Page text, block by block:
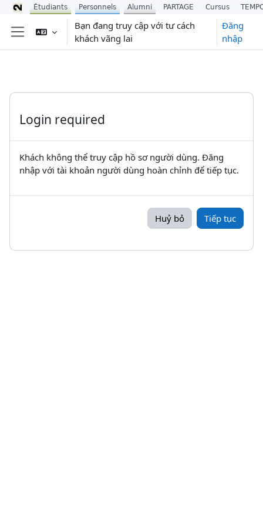
Chuyển tới nội dung chính
Bảng điều khiển cạnh
Bạn đang truy cập với tư cách
khách vãng lai
Đăng
nhập
Login required
Khách không thể truy cập hồ sơ người dùng. Đăng
nhập với tài khoản người dùng hoàn chỉnh để tiếp tục.
Huỷ bỏ Tiếp tục
Étudiants Personnels Alumni PARTAGE Cursus